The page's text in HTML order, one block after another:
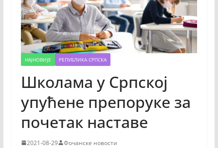
НАЈНОВИЈЕ РЕПУБЛИКА СРПСКА
Школама у Српској
упућене препоруке за
почетак наставе
2021-08-29 Фочанске новости